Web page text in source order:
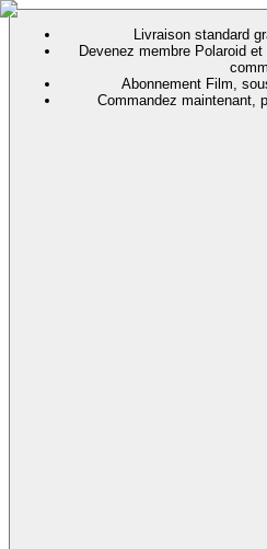
Livraison standard
Devenez membre Polaroid
Abonnement Film,
Commandez maintenant,